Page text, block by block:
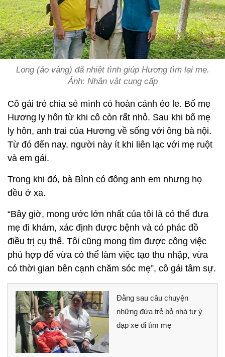
Long (áo vàng) đã nhiệt tình giúp Hương tìm lại mẹ.
Ảnh: Nhân vật cung cấp
Cô gái trẻ chia sẻ mình có hoàn cảnh éo le. Bố mẹ
Hương ly hôn từ khi cô còn rất nhỏ. Sau khi bố mẹ
ly hôn, anh trai của Hương về sống với ông bà nội.
Từ đó đến nay, người này ít khi liên lạc với mẹ ruột
và em gái.
Trong khi đó, bà Bình có đông anh em nhưng họ
đều ở xa.
“Bây giờ, mong ước lớn nhất của tôi là có thể đưa
mẹ đi khám, xác định được bệnh và có phác đồ
điều trị cụ thể. Tôi cũng mong tìm được công việc
phù hợp để vừa có thể làm việc tạo thu nhập, vừa
có thời gian bên cạnh chăm sóc mẹ”, cô gái tâm sự.
Đằng sau câu chuyện
những đứa trẻ bỏ nhà tự ý
đạp xe đi tìm mẹ